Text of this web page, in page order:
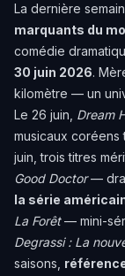
La dernière
marquants du
comédie
30 juin 2026.
kilomètre — un
Le 26 juin, Dream
musicaux coréens
juin, trois titres
Good Doctor—
la série
La Forêt— mini-
Degrassi : La
saisons,